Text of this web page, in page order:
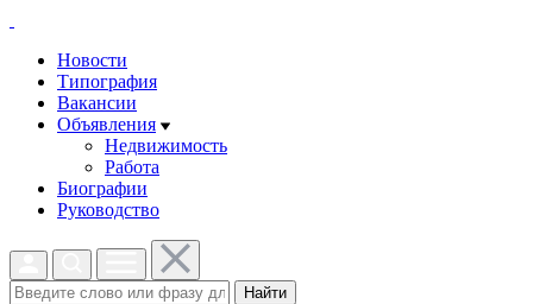
Новости
Типография
Вакансии
Объявления
Недвижимость
Работа
Биографии
Руководство
Найти